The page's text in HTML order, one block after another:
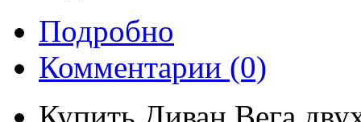
Подробно
Комментарии (0)